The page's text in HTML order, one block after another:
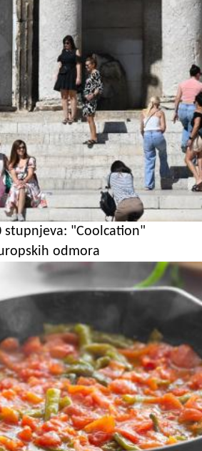
stupnjeva: "Coolcation"
odmora